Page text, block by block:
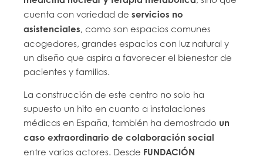
cuenta con variedad deservicios no
asistenciales , como son espacios comunes
acogedores, grandes espacios con luz natural y
un diseño que aspira a favorecer el bienestar de
pacientes y familias.
La construcción de este centro no solo ha
supuesto un hito en cuanto a instalaciones
médicas en España, también ha demostrado un
caso extraordinario de colaboración social
entre varios actores. Desde FUNDACIÓN